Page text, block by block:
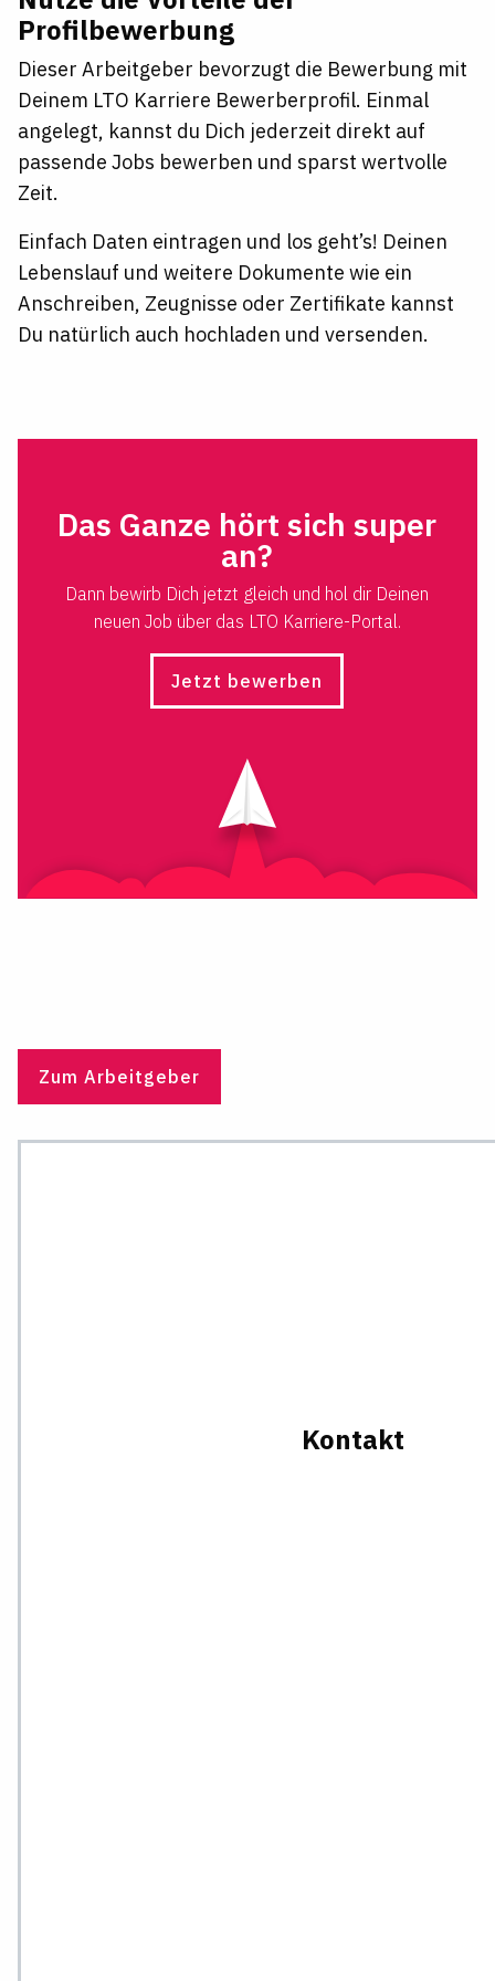
Zum Arbeitgeber
Kontakt
Profilbewerbung
Dieser Arbeitgeber bevorzugt die Bewerbung mit
Deinem LTO Karriere Bewerberprofil. Einmal
angelegt, kannst du Dich jederzeit direkt auf
passende Jobs bewerben und sparst wertvolle
Zeit.
Einfach Daten eintragen und los geht’s! Deinen
Lebenslauf und weitere Dokumente wie ein
Anschreiben, Zeugnisse oder Zertifikate kannst
Du natürlich auch hochladen und versenden.
Das Ganze hört sich super
an?
Dann bewirb Dich jetzt gleich und hol dir Deinen
neuen Job über das LTO Karriere-Portal.
Jetzt bewerben